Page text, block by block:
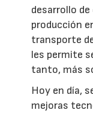
desarrollo
producción
transporte
les permite
tanto, más
Hoy en día,
mejoras